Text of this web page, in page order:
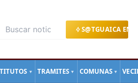
S@TGUAICA EN
▼ TRAMITES ▼ COMUNAS ▼